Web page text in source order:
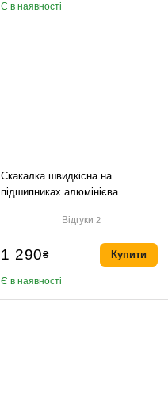
Є в наявності
Скакалка швидкісна на
підшипниках алюмінієва
rope Red-300смВідгуки2
1 290₴
Є в наявності
Купити